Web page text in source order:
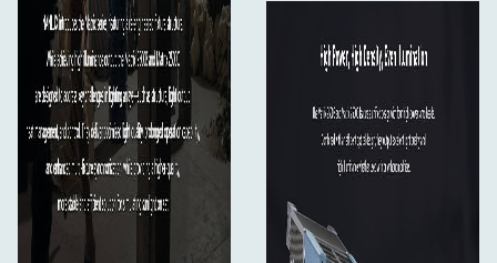
blæserhastigheden i henhold til
omgivelsestemperaturen, hvilket hjælper med at
opretholde stabil ydeevne og samtidig reducerer
unødvendig lydinterferens.
Matrix 2500C understøtter indbygget styring,
fjernbetjening, kablet controller, NANLINK-app,
DMX/RDM, LumenRadio CRMX, Art-Net/sACN og NFC.
NFC muliggør batchkonfiguration af DMX-parametre på
tværs af flere armaturer, mens DMX gør det muligt at